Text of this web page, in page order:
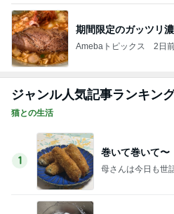
期間限定のガッツリ
Amebaトピックス 2日
ジャンル人気記事ランキン
猫との生活
1
巻いて巻いて〜
母さんは今日も世